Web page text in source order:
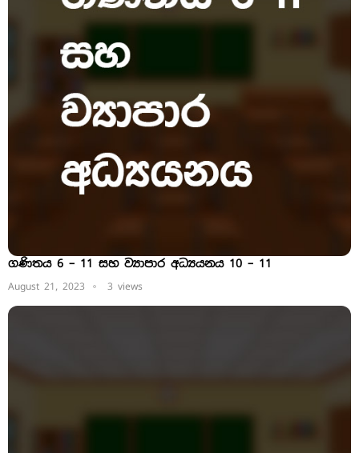
ගණිතය 6 – 11 සහ ව්‍යාපාර අධ්‍යයනය 10 – 11
August 21, 2023 3 views